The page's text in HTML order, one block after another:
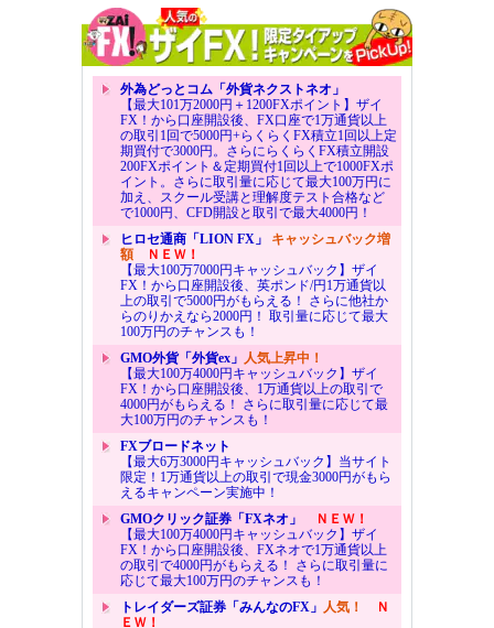
外為どっとコム「外貨ネクストネオ」
【最大101万2000円＋1200FXポイント】ザイ
FX！から口座開設後、FX口座で1万通貨以上
の取引1回で5000円+らくらくFX積立1回以上定
期買付で3000円。さらにらくらくFX積立開設
200FXポイント＆定期買付1回以上で1000FXポ
イント。さらに取引量に応じて最大100万円に
加え、スクール受講と理解度テスト合格など
で1000円、CFD開設と取引で最大4000円！
ヒロセ通商「LION FX」 キャッシュバック増
額ＮＥＷ！
【最大100万7000円キャッシュバック】ザイ
FX！から口座開設後、英ポンド/円1万通貨以
上の取引で5000円がもらえる！ さらに他社か
らのりかえなら2000円！ 取引量に応じて最大
100万円のチャンスも！
GMO外貨「外貨ex」 人気上昇中！
【最大100万4000円キャッシュバック】ザイ
FX！から口座開設後、1万通貨以上の取引で
4000円がもらえる！ さらに取引量に応じて最
大100万円のチャンスも！
FXブロードネット
【最大6万3000円キャッシュバック】当サイト
限定！1万通貨以上の取引で現金3000円がもら
えるキャンペーン実施中！
GMOクリック証券「FXネオ」
ＮＥＷ！
【最大100万4000円キャッシュバック】ザイ
FX！から口座開設後、FXネオで1万通貨以上
の取引で4000円がもらえる！ さらに取引量に
応じて最大100万円のチャンスも！
トレイダーズ証券「みんなのFX」 人気！
Ｎ
ＥＷ！